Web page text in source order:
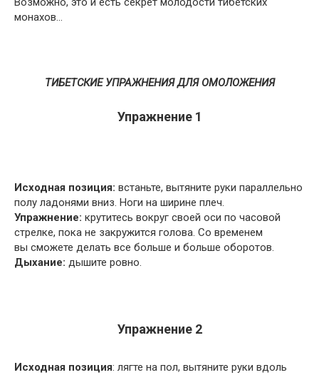
монахов…
ТИБЕТСКИЕ УПРАЖНЕНИЯ ДЛЯ ОМОЛОЖЕНИЯ
Упражнение 1
Исходная позиция: встаньте, вытяните руки параллельно
полу ладонями вниз. Ноги на ширине плеч.
Упражнение: крутитесь вокруг своей оси по часовой
стрелке, пока не закружится голова. Со временем
вы сможете делать все больше и больше оборотов.
Дыхание: дышите ровно.
Упражнение 2
Исходная позиция: лягте на пол, вытяните руки вдоль